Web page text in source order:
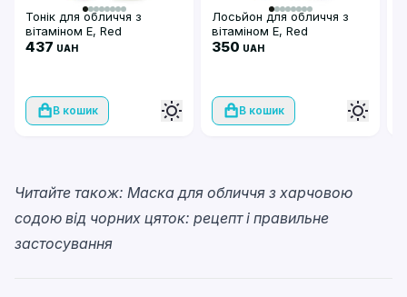
Тонік для обличчя з
вітаміном Е, Red
Pomegranate ANTI-AGING
437 UAH
В кошик
Лосьйон для обличчя з
вітаміном E, Red
Pomegranate ANTI-AGING,
350 UAH
В кошик
Читайте також: Маска для обличчя з харчовою
содою від чорних цяток: рецепт і правильне
застосування